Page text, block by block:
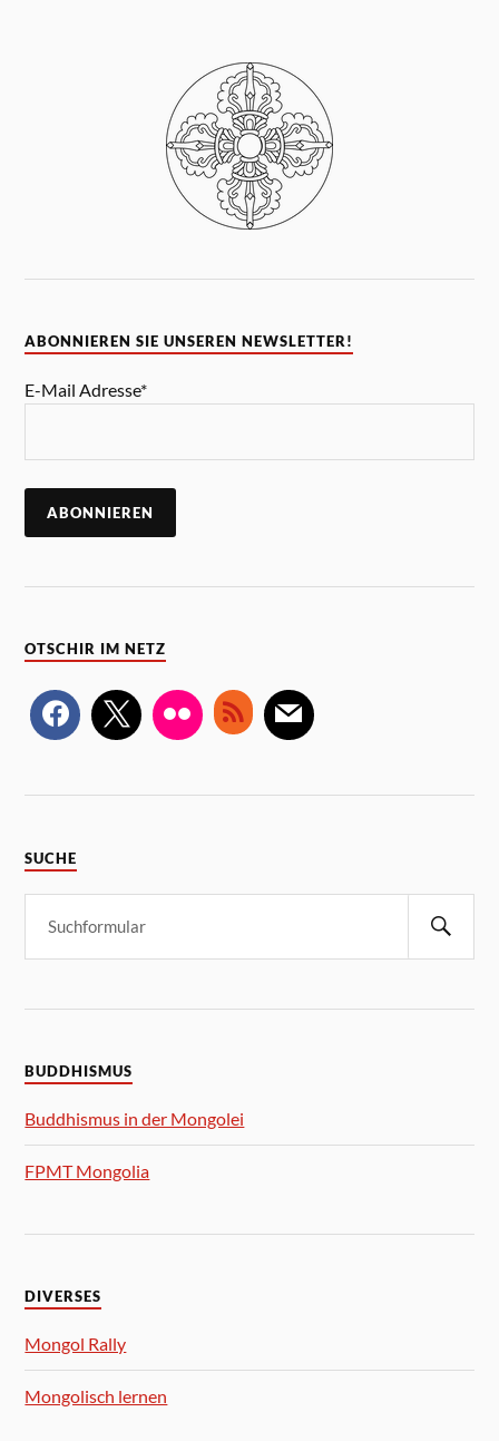
ABONNIEREN SIE UNSEREN NEWSLETTER!
E-Mail Adresse*
OTSCHIR IM NETZ
SUCHE
BUDDHISMUS
Buddhismus in der Mongolei
FPMT Mongolia
DIVERSES
Mongol Rally
Mongolisch lernen